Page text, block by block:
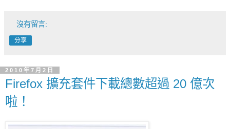
沒有留言:
分享
2010年7月2日
Firefox 擴充套件下載總數超過 20 億次
啦！